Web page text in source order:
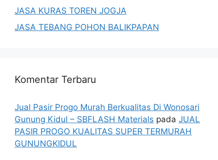
JASA KURAS TOREN JOGJA
JASA TEBANG POHON BALIKPAPAN
Komentar Terbaru
Jual Pasir Progo Murah Berkualitas Di Wonosari
Gunung Kidul – SBFLASH Materials pada JUAL
PASIR PROGO KUALITAS SUPER TERMURAH
GUNUNGKIDUL